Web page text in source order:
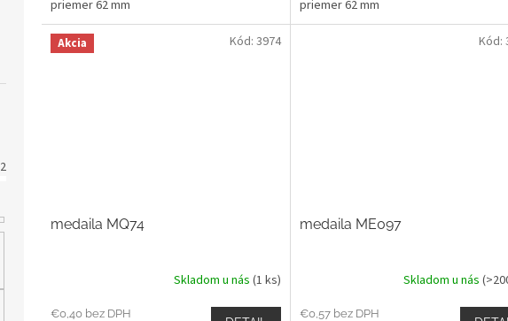
2
priemer 62 mm priemer 62 mm
Akcia
medaila MQ74
Skladom u nás (1 ks)
€0,40 bez DPH
Kód: 3974
medaila ME097
Skladom u nás
€0,57 bez DPH
Kód: